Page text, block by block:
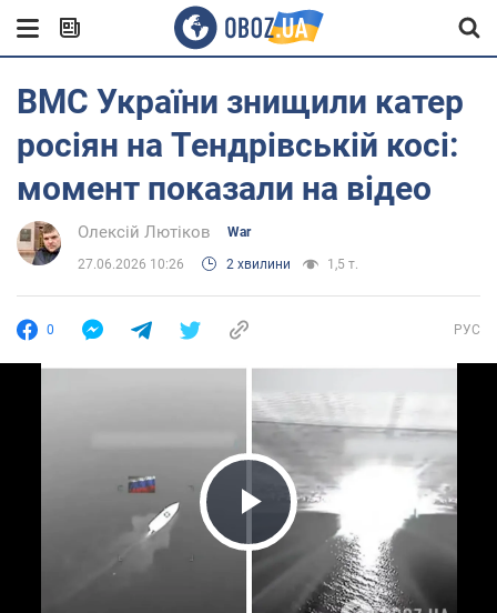
ВМС України знищили катер
росіян на Тендрівській косі:
момент показали на відео
Олексій Лютіков War
27.06.2026 10:26 2 хвилини 1,5 т.
0 РУС
Play Video